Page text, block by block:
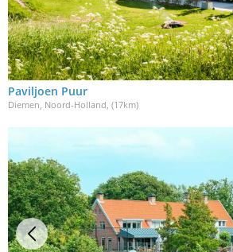
Paviljoen Puur
Diemen, Noord-Holland, (17km)